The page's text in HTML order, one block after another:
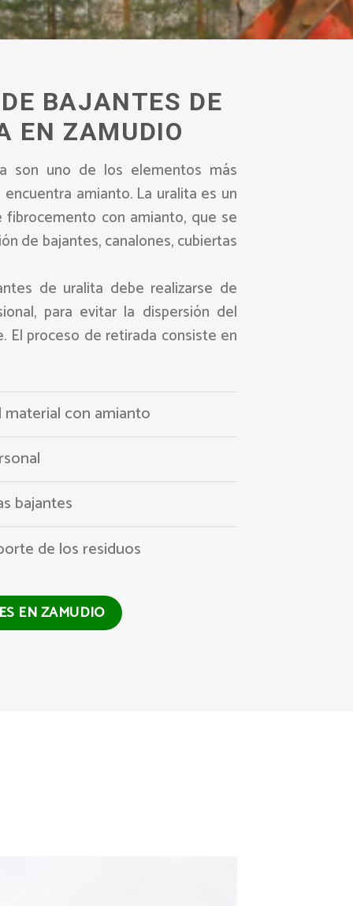
BAJANTES DE
EN ZAMUDIO
son uno de los elementos más
amianto. La uralita es un
con amianto, que se
de bajantes, canalones, cubiertas
de uralita debe realizarse de
para evitar la dispersión del
El proceso de retirada consiste en
con amianto
bajantes
de los residuos
EN ZAMUDIO